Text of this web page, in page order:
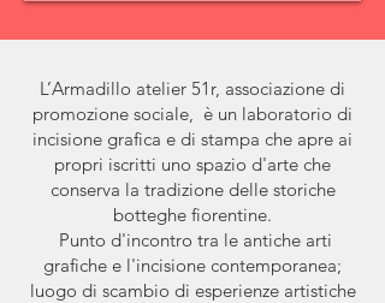
L’Armadillo atelier 51r, associazione di
promozione sociale, è un laboratorio di
incisione grafica e di stampa che apre ai
propri iscritti uno spazio d'arte che
conserva la tradizione delle storiche
botteghe fiorentine.
Punto d'incontro tra le antiche arti
grafiche e l'incisione contemporanea;
luogo di scambio di esperienze artistiche